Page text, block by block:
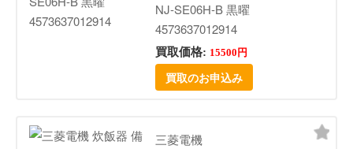
NJ-SE06H-B 黒曜
4573637012914
買取価格: 15500円
買取のお申込み
三菱電機